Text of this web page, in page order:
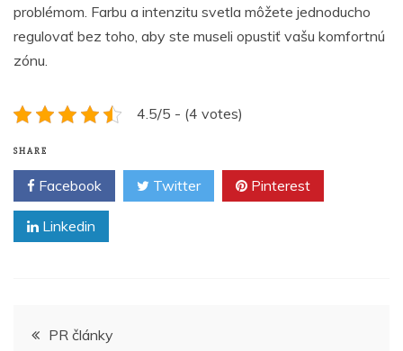
problémom. Farbu a intenzitu svetla môžete jednoducho
regulovať bez toho, aby ste museli opustiť vašu komfortnú
zónu.
4.5/5 - (4 votes)
SHARE
Facebook Twitter Pinterest
Linkedin
Navigace
PR články